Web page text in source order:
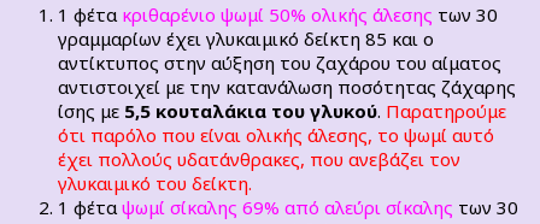
1 φέτα κριθαρένιο ψωμί 50% ολικής άλεσης των 30
γραμμαρίων έχει γλυκαιμικό δείκτη 85 και ο
αντίκτυπος στην αύξηση του ζαχάρου του αίματος
αντιστοιχεί με την κατανάλωση ποσότητας ζάχαρης
ίσης με 5,5 κουταλάκια του γλυκού. Παρατηρούμε
ότι παρόλο που είναι ολικής άλεσης, το ψωμί αυτό
έχει πολλούς υδατάνθρακες, που ανεβάζει τον
γλυκαιμικό του δείκτη.
1 φέτα ψωμί σίκαλης 69% από αλεύρι σίκαλης των 30